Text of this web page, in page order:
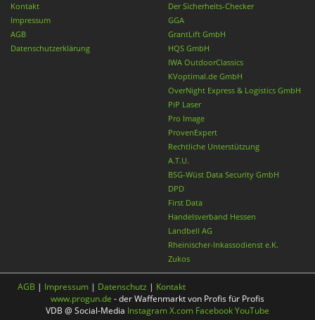
Kontakt
Impressum
AGB
Datenschutzerklärung
Der Sicherheits-Checker
GGA
GrantLift GmbH
HQS GmbH
IWA OutdoorClassics
KVoptimal.de GmbH
OverNight Express & Logistics GmbH
PiP Laser
Pro Image
ProvenExpert
Rechtliche Unterstützung
A.T.U.
BSG-Wüst Data Security GmbH
DPD
First Data
Handelsverband Hessen
Landbell AG
Rheinischer-Inkassodienst e.K.
Zukos
AGB | Impressum | Datenschutz | Kontakt
www.progun.de - der Waffenmarkt von Profis für Profis
VDB @ Social-Media InstagramX.com FacebookYouTube